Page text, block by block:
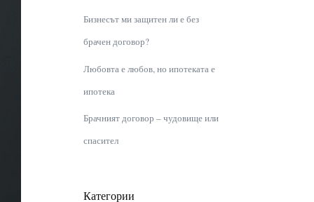
Бизнесът ми защитен ли е без
брачен договор?
Любовта е любов, но ипотеката е
ипотека
Брачният договор – чудовище или
спасител
Категории